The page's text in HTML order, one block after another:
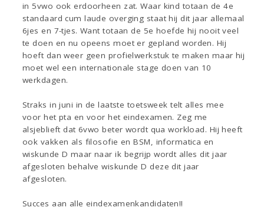
in 5vwo ook erdoorheen zat. Waar kind totaan de 4e
standaard cum laude overging staat hij dit jaar allemaal
6jes en 7-tjes. Want totaan de 5e hoefde hij nooit veel
te doen en nu opeens moet er gepland worden. Hij
hoeft dan weer geen profielwerkstuk te maken maar hij
moet wel een internationale stage doen van 10
werkdagen.
Straks in juni in de laatste toetsweek telt alles mee
voor het pta en voor het eindexamen. Zeg me
alsjeblieft dat 6vwo beter wordt qua workload. Hij heeft
ook vakken als filosofie en BSM, informatica en
wiskunde D maar naar ik begrijp wordt alles dit jaar
afgesloten behalve wiskunde D deze dit jaar
afgesloten.
Succes aan alle eindexamenkandidaten!!